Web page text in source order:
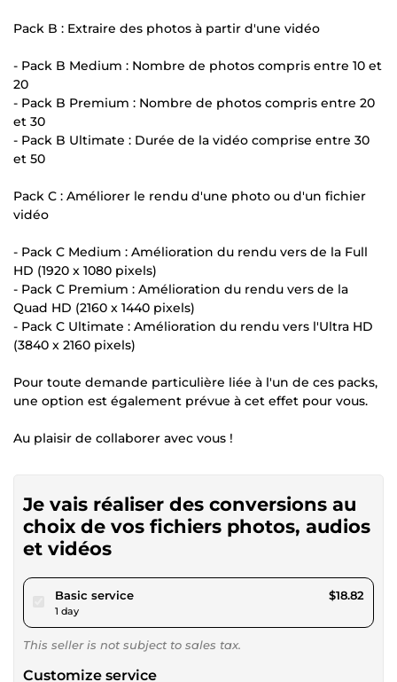
Pack B : Extraire des photos à partir d'une vidéo
- Pack B Medium : Nombre de photos compris entre 10 et
20
- Pack B Premium : Nombre de photos compris entre 20
et 30
- Pack B Ultimate : Durée de la vidéo comprise entre 30
et 50
Pack C : Améliorer le rendu d'une photo ou d'un fichier
vidéo
- Pack C Medium : Amélioration du rendu vers de la Full
HD (1920 x 1080 pixels)
- Pack C Premium : Amélioration du rendu vers de la
Quad HD (2160 x 1440 pixels)
- Pack C Ultimate : Amélioration du rendu vers l'Ultra HD
(3840 x 2160 pixels)
Pour toute demande particulière liée à l'un de ces packs,
une option est également prévue à cet effet pour vous.
Au plaisir de collaborer avec vous !
Je vais réaliser des conversions au
choix de vos fichiers photos, audios
et vidéos
Basic servicepour $17.34
1 day
$18.82
This seller is not subject to sales tax.
Customize service